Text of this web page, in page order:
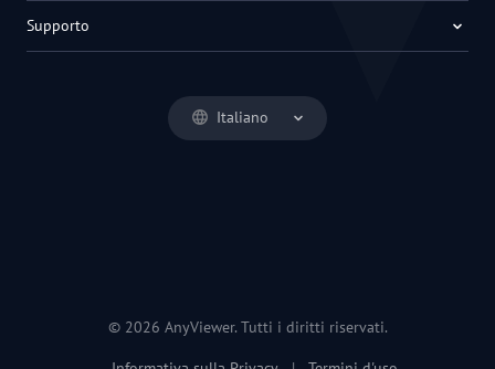
Italiano
Supporto
© 2026 AnyViewer. Tutti i diritti riservati.